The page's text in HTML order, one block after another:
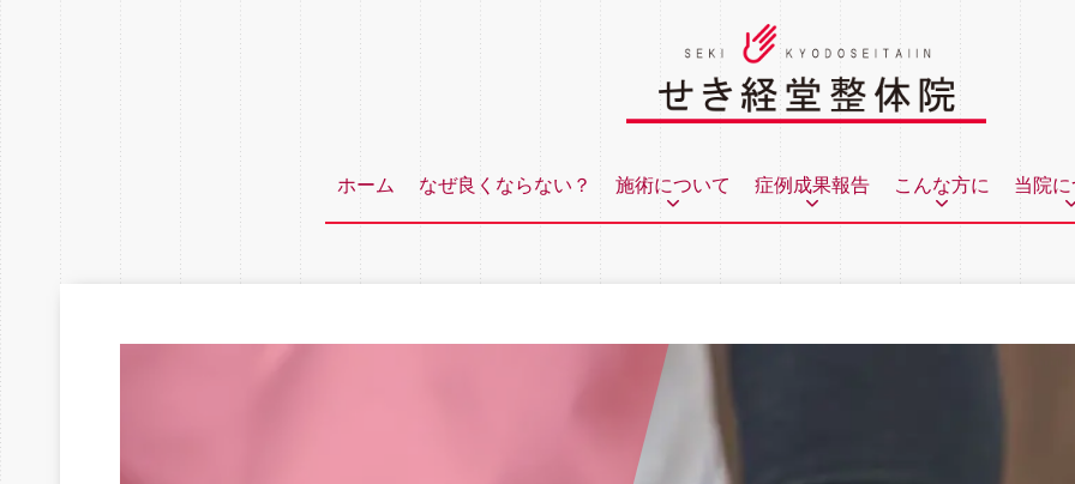
ホーム なぜ良くならない？ 施術について 症例成果報告 こんな方に 当院